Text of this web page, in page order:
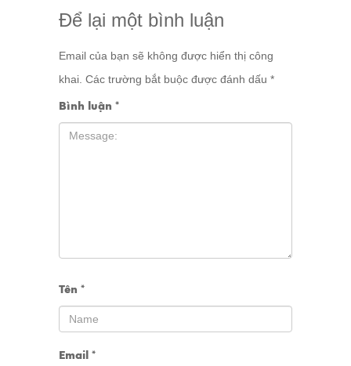
Để lại một bình luận
Email của bạn sẽ không được hiển thị công
khai. Các trường bắt buộc được đánh dấu *
Bình luận *
Tên *
Email *